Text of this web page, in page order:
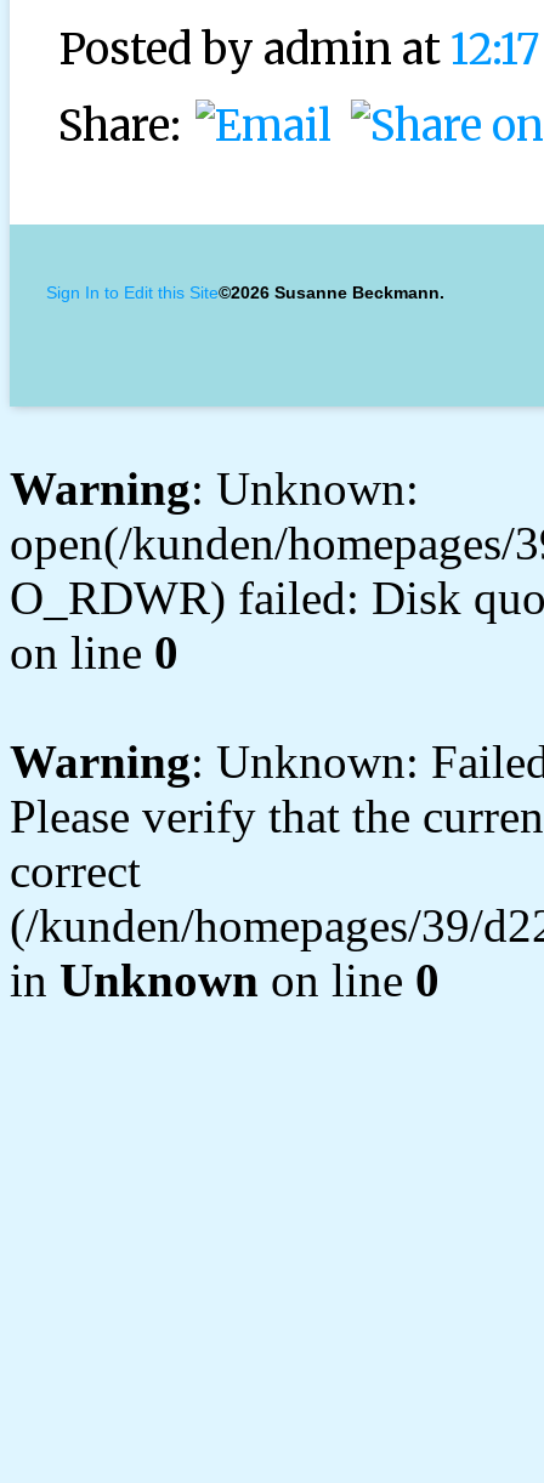
Posted by admin at
Share:
Sign In to Edit this Site©2026 Susanne Beckmann.
Warning: Unknown:
open(/kunden/
O_RDWR) failed: Disk
on line 0
Warning: Unknown:
Please verify that the
correct
(/kunden/homepages/39/
in Unknown on line 0